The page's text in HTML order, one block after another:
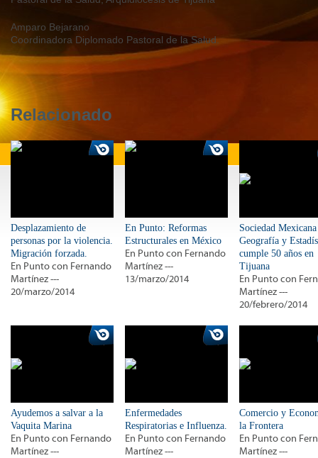
Amparo Bejarano
Coordinadora Diplomado Pastoral de la Salud.
Relacionado
Desplazamiento de
personas por la violencia.
Migración forzada.
En Punto con Fernando
Martínez ---
20/marzo/2014
En Punto: Reformas
Estructurales en México
En Punto con Fernando
Martínez ---
13/marzo/2014
Sociedad
Geografía y
cumple 50 años en
Tijuana
En Punto con
Martínez ---
20/febrero/2014
Ayudemos a salvar a la
Vaquita Marina
En Punto con Fernando
Martínez ---
Enfermedades
Respiratorias e Influenza.
En Punto con Fernando
Martínez ---
Comercio y
la Frontera
En Punto con
Martínez ---